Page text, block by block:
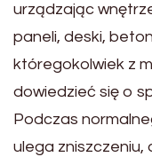
urządzając
paneli, deski,
któregokolwiek z
dowiedzieć się o
Podczas
ulega zniszczeniu,